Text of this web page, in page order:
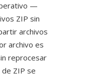
—
ZIP sin
archivos
archivo es
reprocesar
ZIP se